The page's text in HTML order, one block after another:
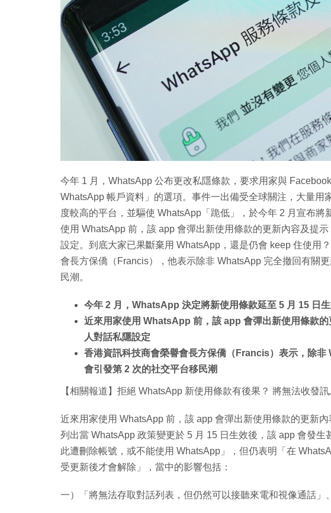
今年 1 月，WhatsApp 公布更改私隱條款，要求用家與
WhatsApp 帳戶資料」的選項。事件一出備受全球關注，大量用
度較高的平台，並驅使 WhatsApp「跪低」，於今年 2 月宣布將
使用 WhatsApp 前，該 app 會彈出新使用條款的更新內容及提
設定。到底大家已果斷棄用 WhatsApp，還是仍會 keep 住使用
會長方保僑（Francis），他表示除非 WhatsApp 完全撤回有關
民潮。
今年 2 月，WhatsApp 決定將新使用條款延至 5 月 15 日
近來用家使用 WhatsApp 前，該 app 會彈出新使用條款
人對話私隱設定
香港資訊科技商會榮譽會長方保僑（Francis）表示，除
會引發第 2 次的社交平台移民潮
【相關報道】拒絕 WhatsApp 新使用條款有後果？ 將無法收發訊
近來用家使用 WhatsApp 前，該 app 會彈出新使用條款的更新
列出當 WhatsApp 政策變更於 5 月 15 日生效後，該 app 會發生
此遭刪除帳號，或不能使用 WhatsApp」，但仍表明「在
受更新後才會解除」，當中的影響包括：
一）「將無法存取對話列表，但仍然可以接聽來電和視像通話」、